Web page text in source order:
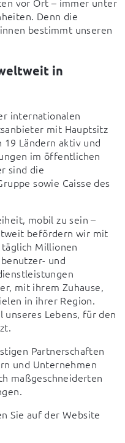
Denn die
bestimmt unseren
in
internationalen
mit Hauptsitz
Ländern aktiv und
im öffentlichen
sind die
sowie Caisse des
mobil zu sein –
befördern wir mit
Millionen
und
mit ihrem Zuhause,
in ihrer Region.
Lebens, für den
Partnerschaften
und Unternehmen
maßgeschneiderten